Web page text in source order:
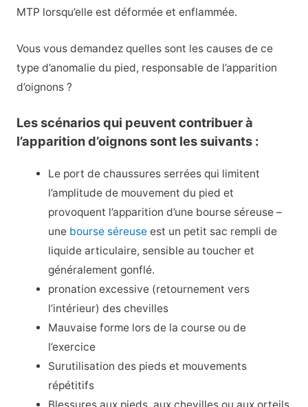
MTP lorsqu’elle est déformée et enflammée.
Vous vous demandez quelles sont les causes de ce
type d’anomalie du pied, responsable de l’apparition
d’oignons ?
Les scénarios qui peuvent contribuer à
l’apparition d’oignons sont les suivants :
Le port de chaussures serrées qui limitent
l’amplitude de mouvement du pied et
provoquent l’apparition d’une bourse séreuse –
une bourse séreuse est un petit sac rempli de
liquide articulaire, sensible au toucher et
généralement gonflé.
pronation excessive (retournement vers
l’intérieur) des chevilles
Mauvaise forme lors de la course ou de
l’exercice
Surutilisation des pieds et mouvements
répétitifs